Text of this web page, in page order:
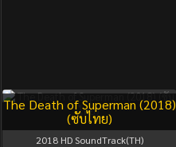
The Death of Superman (2018)
(ซับไทย)
2018HD SoundTrack(TH)